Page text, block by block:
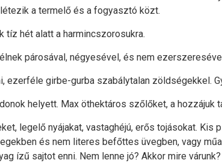
a termelő és a fogyasztó közt.
tíz hét alatt a harmincszorosukra.
párosával, négyesével, és nem
ezerféle girbe-gurba szabálytalan zöldségekkel.
helyett. Max öthektáros szőlőket, a
legelő nyájakat, vastaghéjú, erős tojásokat.
és nem literes befőttes üvegben, vagy
ízű sajtot enni. Nem lenne jó? Akkor mire várunk?